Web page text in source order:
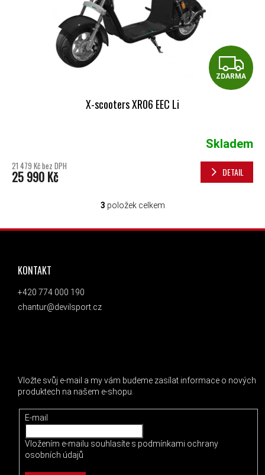
ZDARMA
X-scooters XR06 EEC Li
Skladem
21 479 Kč bez DPH
25 990 Kč DETAIL
OVLÁDACÍ PRVKY VÝPISU
3 položek celkem
ZÁPATÍ
KONTAKT
+420 774 000 190
chantur@devilsport.cz
Vložte svůj e-mail a my vám budeme zasílat informace o nových
produktech na našem e-shopu.
E-mail
Vložením e-mailu souhlasíte s podmínkami ochrany
osobních údajů